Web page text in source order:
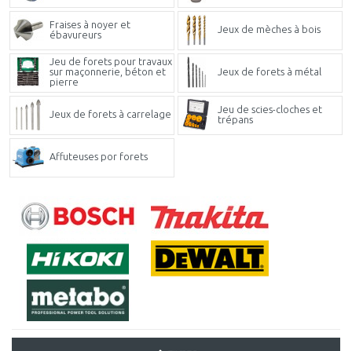
Fraises à noyer et
ébavureurs
Jeux de mèches à bois
Jeu de forets pour travaux
sur maçonnerie, béton et
pierre
Jeux de forets à métal
Jeux de forets à carrelage
Jeu de scies-cloches et
trépans
Affuteuses por forets